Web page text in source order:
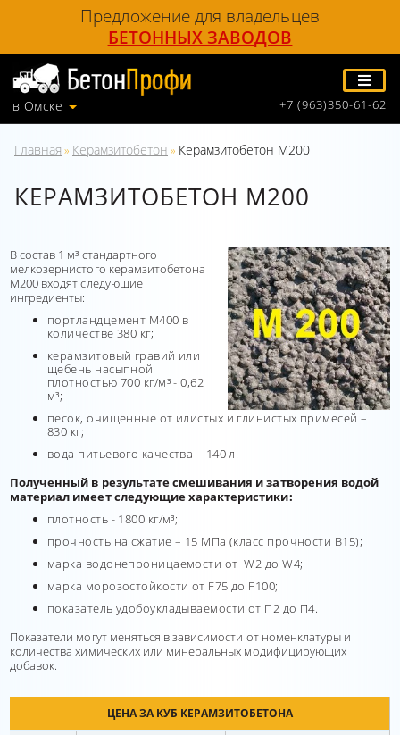
Предложение для владельцев
БЕТОННЫХ ЗАВОДОВ
в Омске +7 (963)350-61-62
Главная » Керамзитобетон » Керамзитобетон М200
КЕРАМЗИТОБЕТОН М200
В состав 1 м³ стандартного
мелкозернистого керамзитобетона
М200 входят следующие
ингредиенты:
портландцемент М400 в
количестве 380 кг;
керамзитовый гравий или
щебень насыпной
плотностью 700 кг/м³ - 0,62
м³;
песок, очищенные от илистых и глинистых примесей –
830 кг;
вода питьевого качества – 140 л.
Полученный в результате смешивания и затворения водой
материал имеет следующие характеристики:
плотность - 1800 кг/м³;
прочность на сжатие – 15 МПа (класс прочности В15);
марка водонепроницаемости от W2 до W4;
марка морозостойкости от F75 до F100;
показатель удобоукладываемости от П2 до П4.
Показатели могут меняться в зависимости от номенклатуры и
количества химических или минеральных модифицирующих
добавок.
ЦЕНА ЗА КУБ КЕРАМЗИТОБЕТОНА